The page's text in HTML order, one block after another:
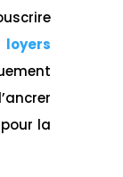
loyers
la